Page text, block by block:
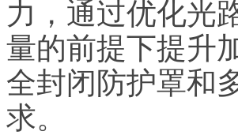
力，通过优化光
量的前提下提升
全封闭防护罩和
求。